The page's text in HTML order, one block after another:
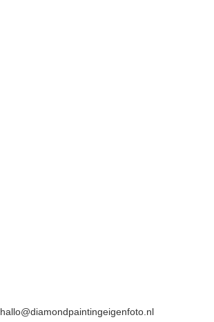
hallo@diamondpaintingeigenfoto.nl